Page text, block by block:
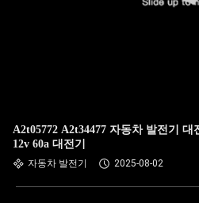
A2t05772 A2t34477 자동차 발전기 대
12v 60a 대전기
자동차 발전기 2025-08-02